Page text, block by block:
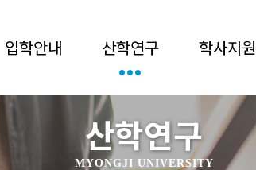
입학안내 산학연구 학사지원
산학연구
MYONGJI UNIVERSITY